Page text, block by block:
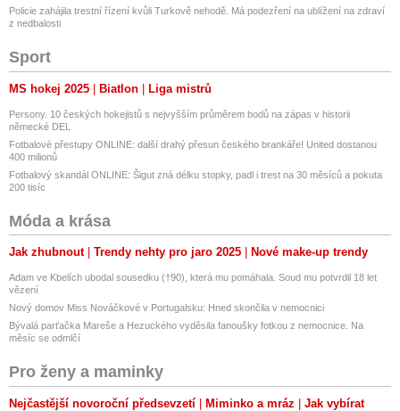
Policie zahájila trestní řízení kvůli Turkově nehodě. Má podezření na ublížení na zdraví
z nedbalosti
Sport
MS hokej 2025 Biatlon Liga mistrů
Persony. 10 českých hokejistů s nejvyšším průměrem bodů na zápas v historii
německé DEL
Fotbalové přestupy ONLINE: další drahý přesun českého brankáře! United dostanou
400 milionů
Fotbalový skandál ONLINE: Šigut zná délku stopky, padl i trest na 30 měsíců a pokuta
200 tisíc
Móda a krása
Jak zhubnout Trendy nehty pro jaro 2025 Nové make-up trendy
Adam ve Kbelích ubodal sousedku (†90), která mu pomáhala. Soud mu potvrdil 18 let
vězení
Nový domov Miss Nováčkové v Portugalsku: Hned skončila v nemocnici
Bývalá parťačka Mareše a Hezuckého vyděsila fanoušky fotkou z nemocnice. Na
měsíc se odmlčí
Pro ženy a maminky
Nejčastější novoroční předsevzetí Miminko a mráz
Jak vybírat